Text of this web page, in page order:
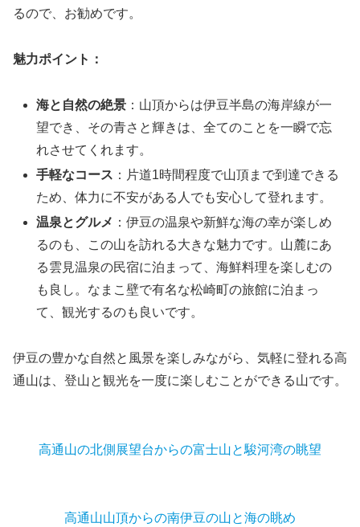
るので、お勧めです。
魅力ポイント：
海と自然の絶景 ：山頂からは伊豆半島の海岸線が一
望でき、その青さと輝きは、全てのことを一瞬で忘
れさせてくれます。
手軽なコース ：片道1時間程度で山頂まで到達できる
ため、体力に不安がある人でも安心して登れます。
温泉とグルメ ：伊豆の温泉や新鮮な海の幸が楽しめ
るのも、この山を訪れる大きな魅力です。山麓にあ
る雲見温泉の民宿に泊まって、海鮮料理を楽しむの
も良し。なまこ壁で有名な松崎町の旅館に泊まっ
て、観光するのも良いです。
伊豆の豊かな自然と風景を楽しみながら、気軽に登れる高
通山は、登山と観光を一度に楽しむことができる山です。
高通山の北側展望台からの富士山と駿河湾の眺望
高通山山頂からの南伊豆の山と海の眺め